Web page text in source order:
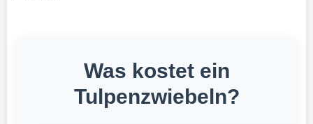
Was kostet ein
Tulpenzwiebeln?